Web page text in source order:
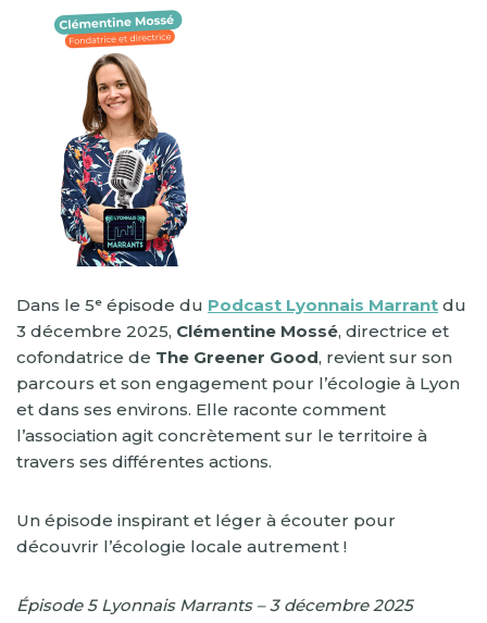
Dans le 5ᵉ épisode du Podcast Lyonnais Marrant du
3 décembre 2025, Clémentine Mossé, directrice et
cofondatrice de The Greener Good, revient sur son
parcours et son engagement pour l’écologie à Lyon
et dans ses environs. Elle raconte comment
l’association agit concrètement sur le territoire à
travers ses différentes actions.
Un épisode inspirant et léger à écouter pour
découvrir l’écologie locale autrement !
Épisode 5 Lyonnais Marrants – 3 décembre 2025